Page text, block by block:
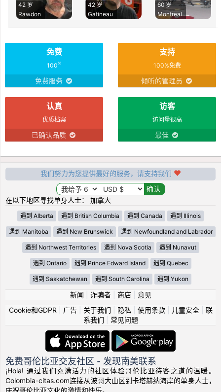
42 岁
Rawdon
42 岁
Gatineau
60 岁
Montreal
免费
100%
免费服务
支持
100%免费
倾听的管理员
认真
优质档案
已确认品质
访客
访问量很高
最佳
我们努力为您提供最好的服务，请支持我们
在以下地区寻找单身人士： 加拿大
遇到 Alberta 遇到 British Columbia 遇到 Canada 遇到 Illinois
遇到 Manitoba 遇到 New Brunswick 遇到 Newfoundland and Labrador
遇到 Northwest Territories 遇到 Nova Scotia 遇到 Nunavut
遇到 Ontario 遇到 Prince Edward Island 遇到 Quebec
遇到 Saskatchewan 遇到 South Carolina 遇到 Yukon
新闻 诈骗者| 商店| 意见
Cookie和GDPR
广告| 关于我们 隐私 使用条款| 儿童安全| 联
系我们
常见问题
免费哥伦比亚交友社区 - 发现南美联系
¡Hola! 通过我们充满活力的社区体验哥伦比亚待客之道的温暖。
Colombia-citas.com连接从波哥大山区到卡塔赫纳海岸的单身人士，
庆祝哥伦比亚文化的激情和快乐。